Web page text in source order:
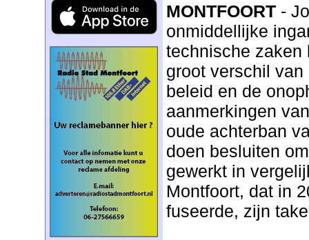
MONTFOORT-
onmiddellijke
technische zaken
groot verschil
beleid en de
aanmerkingen
oude achterban
doen besluiten
gewerkt in
Montfoort, dat in
fuseerde, zijn